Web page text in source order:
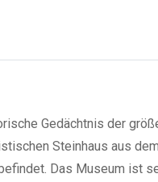
Gedächtnis der
Steinhaus aus
Das Museum ist